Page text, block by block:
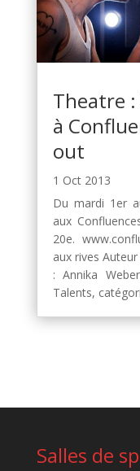
Theatre :
à
out
1 Oct 2013
Du mardi 1er
aux
20e.
aux rives
: Annika
Talents,
Salles de